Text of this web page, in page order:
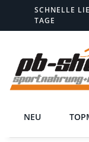
SCHNELLE
TAGE
NEU